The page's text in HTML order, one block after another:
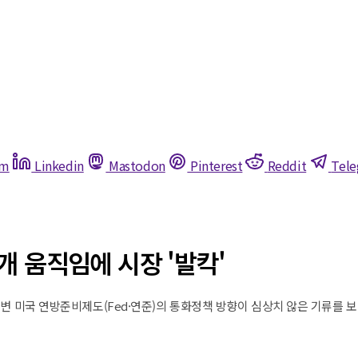
Linkedin Mastodon Pinterest Reddit
움직임에 시장 '발칵'
미국 연방준비제도(Fed·연준)의 통화정책 방향이 심상치 않은 기류를